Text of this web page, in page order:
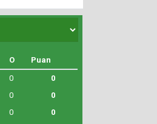
O
Puan
0
0
0
0
0
0